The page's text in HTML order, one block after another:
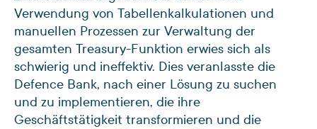
Verwendung von Tabellenkalkulationen und
manuellen Prozessen zur Verwaltung der
gesamten Treasury-Funktion erwies sich als
schwierig und ineffektiv. Dies veranlasste die
Defence Bank, nach einer Lösung zu suchen
und zu implementieren, die ihre
Geschäftstätigkeit transformieren und die